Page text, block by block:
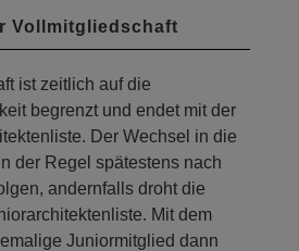
Vollmitgliedschaft
ist zeitlich auf die
begrenzt und endet mit der
Der Wechsel in die
der Regel spätestens nach
andernfalls droht die
Mit dem
Juniormitglied dann